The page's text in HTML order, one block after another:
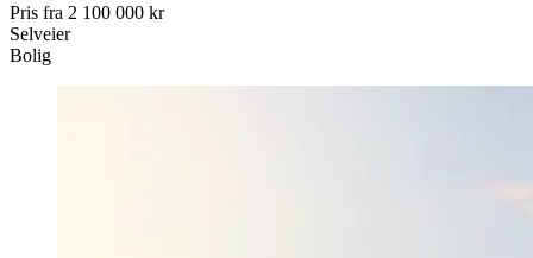
Pris fra 2 100 000 kr
Selveier
Bolig